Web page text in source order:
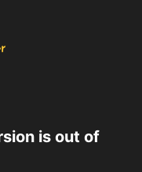
is out of